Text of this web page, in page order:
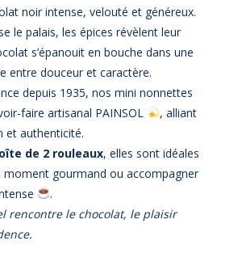
noir intense, velouté et généreux.
le palais, les épices révèlent leur
s’épanouit en bouche dans une
entre douceur et caractère.
depuis 1935, nos mini nonnettes
faire artisanal PAINSOL
, alliant
et authenticité.
de 2 rouleaux, elles sont idéales
moment gourmand ou accompagner
.
rencontre le chocolat, le plaisir